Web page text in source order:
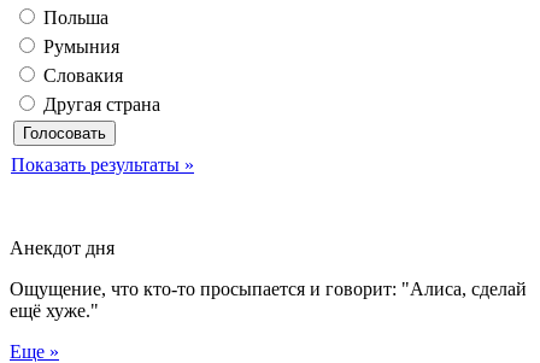
Польша
Румыния
Словакия
Другая страна
Показать результаты »
Анекдот дня
Ощущение, что кто-то просыпается и говорит: "Алиса, сделай
ещё хуже."
Еще »